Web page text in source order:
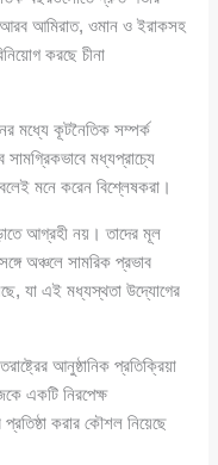
আমিরাত, ওমান ও ইরাকসহ
করছে চীনা
মধ্যে কূটনৈতিক সম্পর্ক
মধ্যপ্রাচ্যে
মনে করেন বিশ্লেষকরা।
আগ্রহী নয়। তাদের মূল
অঞ্চলে সামরিক প্রভাব
যা এই মধ্যস্থতা উদ্যোগের
আনুষ্ঠানিক প্রতিক্রিয়া
একটি নিরপেক্ষ
করার কৌশল নিয়েছে